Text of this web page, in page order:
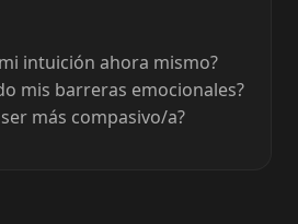
intuición ahora mismo?
mis barreras emocionales?
más compasivo/a?